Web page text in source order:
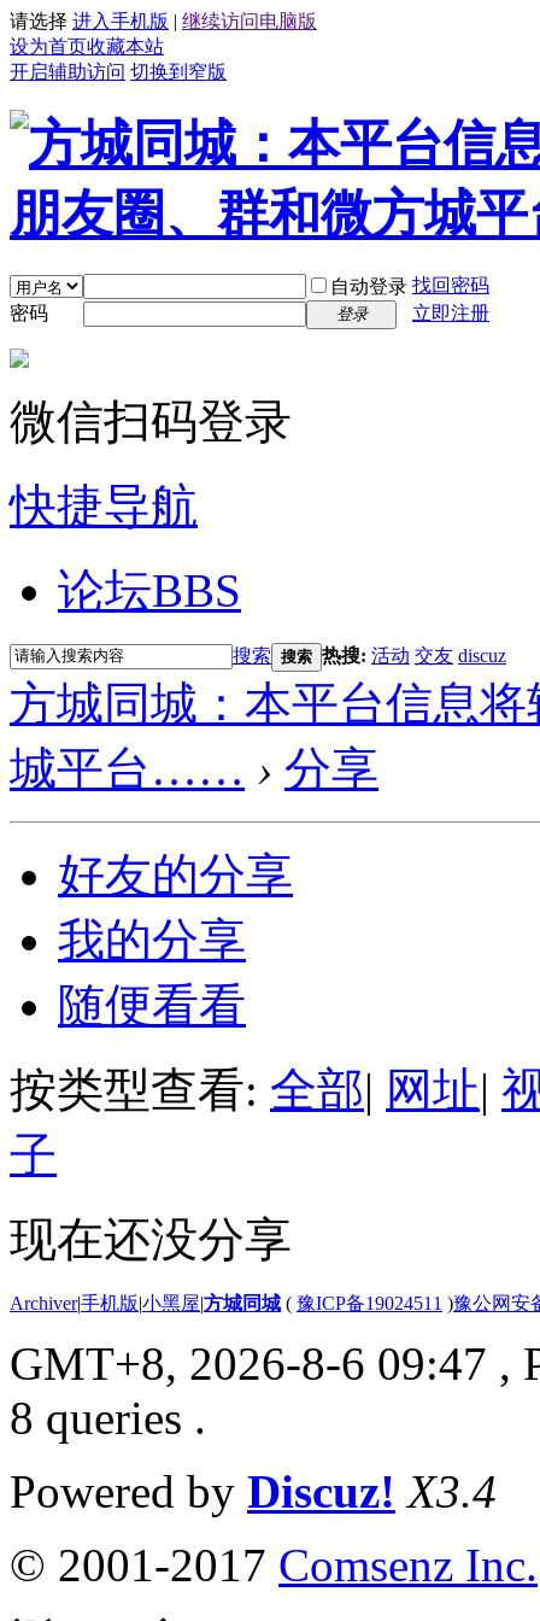
请选择 进入手机版 | 继续访问电脑版
设为首页收藏本站
开启辅助访问 切换到窄版
自动登录 找回密码
密码
登录 立即注册
微信扫码登录
快捷导航
论坛BBS
搜索 搜索 热搜: 活动 交友 discuz
方城同城：本平台信息
城平台…… › 分享
好友的分享
我的分享
随便看看
按类型查看: 全部| 网址|
子
现在还没分享
Archiver|手机版|小黑屋|方城同城 ( 豫ICP备19024511 )豫公网安
GMT+8, 2026-8-6 09:47 ,
8 queries .
Powered by Discuz! X3.4
© 2001-2017 Comsenz Inc.